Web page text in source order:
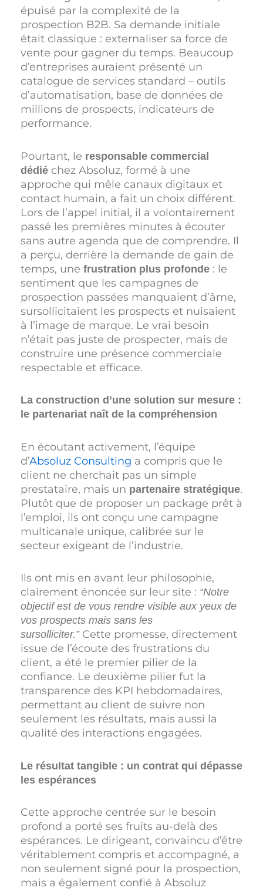
épuisé par la complexité de la
prospection B2B. Sa demande initiale
était classique : externaliser sa force de
vente pour gagner du temps. Beaucoup
d’entreprises auraient présenté un
catalogue de services standard – outils
d’automatisation, base de données de
millions de prospects, indicateurs de
performance.
Pourtant, le responsable commercial
dédiéchez Absoluz, formé à une
approche qui mêle canaux digitaux et
contact humain, a fait un choix différent.
Lors de l’appel initial, il a volontairement
passé les premières minutes à écouter
sans autre agenda que de comprendre. Il
a perçu, derrière la demande de gain de
temps, une frustration plus profonde: le
sentiment que les campagnes de
prospection passées manquaient d’âme,
sursollicitaient les prospects et nuisaient
à l’image de marque. Le vrai besoin
n’était pas juste de prospecter, mais de
construire une présence commerciale
respectable et efficace.
La construction d’une solution sur mesure :
le partenariat naît de la compréhension
En écoutant activement, l’équipe
d’Absoluz Consulting a compris que le
client ne cherchait pas un simple
prestataire, mais un partenaire stratégique.
Plutôt que de proposer un package prêt à
l’emploi, ils ont conçu une campagne
multicanale unique, calibrée sur le
secteur exigeant de l’industrie.
Ils ont mis en avant leur philosophie,
clairement énoncée sur leur site : “Notre
objectif est de vous rendre visible aux yeux de
vos prospects mais sans les
sursolliciter.”Cette promesse, directement
issue de l’écoute des frustrations du
client, a été le premier pilier de la
confiance. Le deuxième pilier fut la
transparence des KPI hebdomadaires,
permettant au client de suivre non
seulement les résultats, mais aussi la
qualité des interactions engagées.
Le résultat tangible : un contrat qui dépasse
les espérances
Cette approche centrée sur le besoin
profond a porté ses fruits au-delà des
espérances. Le dirigeant, convaincu d’être
véritablement compris et accompagné, a
non seulement signé pour la prospection,
mais a également confié à Absoluz